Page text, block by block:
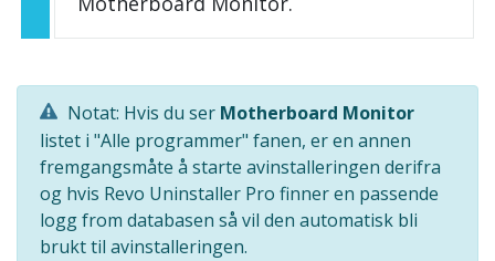
Notat: Hvis du ser Motherboard Monitor
listet i "Alle programmer" fanen, er en annen
fremgangsmåte å starte avinstalleringen derifra
og hvis Revo Uninstaller Pro finner en passende
logg from databasen så vil den automatisk bli
brukt til avinstalleringen.